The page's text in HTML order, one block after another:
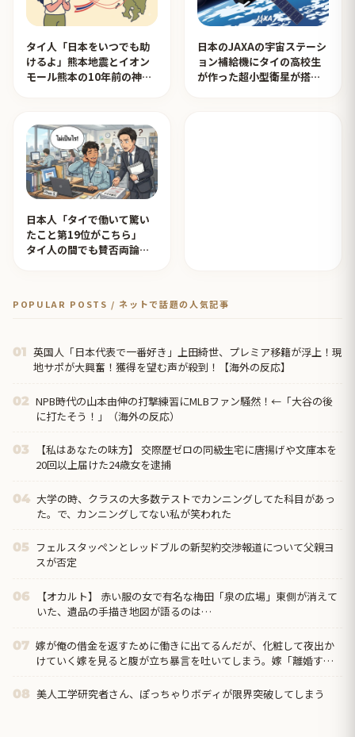
タイ人「日本をいつでも助
けるよ」熊本地震とイオン
モール熊本の10年前の神対
日本のJAXAの宇宙ステーシ
ョン補給機にタイの高校生
が作った超小型衛星が搭載
日本人「タイで働いて驚い
たこと第19位がこちら」
タイ人の間でも賛否両論
POPULAR POSTS / ネットで話題の人気記事
01 英国人「日本代表で一番好き」上田綺世、プレミア移籍が浮上！現
地サポが大興奮！獲得を望む声が殺到！【海外の反応】
02 NPB時代の山本由伸の打撃練習にMLBファン騒然！←「大谷の後
に打たそう！」（海外の反応）
03
【私はあなたの味方】 交際歴ゼロの同級生宅に唐揚げや文庫本を
20回以上届けた24歳女を逮捕
04 大学の時、クラスの大多数テストでカンニングしてた科目があっ
た。で、カンニングしてない私が笑われた
05 フェルスタッペンとレッドブルの新契約交渉報道について父親ヨ
スが否定
06
【オカルト】 赤い服の女で有名な梅田「泉の広場」東側が消えて
いた、遺品の手描き地図が語るのは…
07 嫁が俺の借金を返すために働きに出てるんだが、化粧して夜出か
けていく嫁を見ると腹が立ち暴言を吐いてしまう。嫁「離婚す
08 美人工学研究者さん、ぽっちゃりボディが限界突破してしまう